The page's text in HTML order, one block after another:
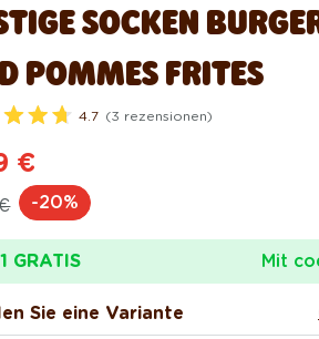
SOCKEN
POMMES FRITES
4.7 (3 rezensionen)
€
-20%
GRATIS Mit
Sie eine Variante